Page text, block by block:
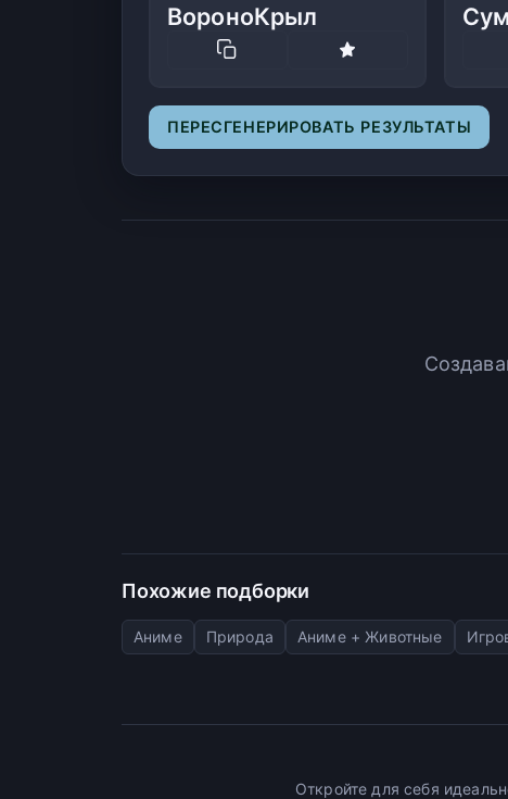
ВороноКрыл
ПЕРЕСГЕНЕРИРОВАТЬ РЕЗУЛЬТАТЫ
Похожие подборки
Аниме Природа Аниме + Животные
Откройте для себя